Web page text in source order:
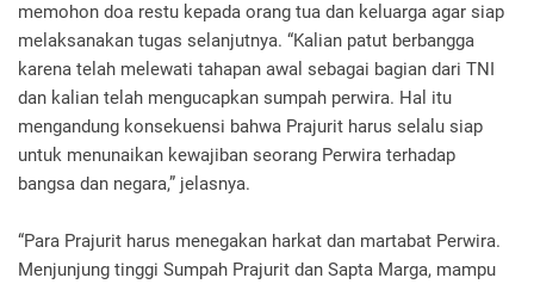
memohon doa restu kepada orang tua dan keluarga agar siap
melaksanakan tugas selanjutnya. “Kalian patut berbangga
karena telah melewati tahapan awal sebagai bagian dari TNI
dan kalian telah mengucapkan sumpah perwira. Hal itu
mengandung konsekuensi bahwa Prajurit harus selalu siap
untuk menunaikan kewajiban seorang Perwira terhadap
bangsa dan negara,” jelasnya.
“Para Prajurit harus menegakan harkat dan martabat Perwira.
Menjunjung tinggi Sumpah Prajurit dan Sapta Marga, mampu